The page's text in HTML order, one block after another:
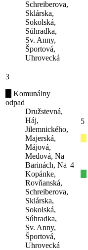
Schreiberova,
Sklárska,
Sokolská,
Súhradka,
Sv. Anny,
Športová,
Uhrovecká
3
Komunálny
odpad
Družstevná,
Háj,
Jilemnického,
Majerská,
Májová,
Medová, Na
Barinách, Na
Kopánke,
Rovňanská,
Schreiberova,
Sklárska,
Sokolská,
Súhradka,
Sv. Anny,
Športová,
Uhrovecká
4
5